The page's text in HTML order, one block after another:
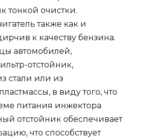
тонкой очистки.
также как и
к качеству бензина.
автомобилей,
отстойник,
стали или из
в виду того, что
питания инжектора
отстойник обеспечивает
что способствует